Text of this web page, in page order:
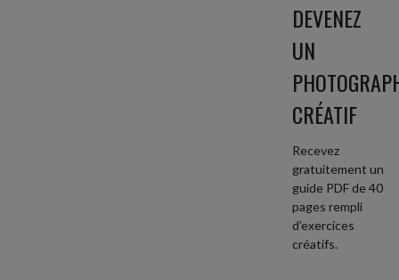
DEVENEZ
UN
CRÉATIF
Recevez
gratuitement un
guide PDF de 40
pages rempli
d’exercices
créatifs.